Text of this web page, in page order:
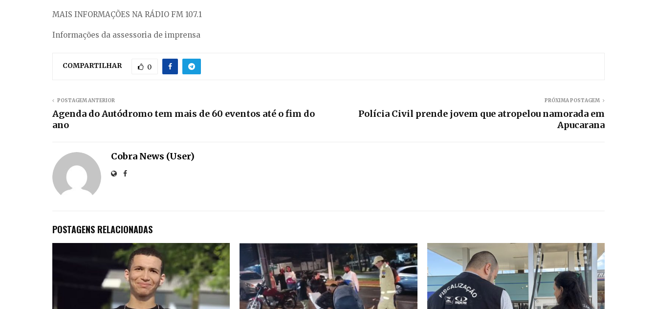
MAIS INFORMAÇÕES NA RÁDIO FM 107.1
Informações da assessoria de imprensa
COMPARTILHAR 0
POSTAGEM ANTERIOR
Agenda do Autódromo tem mais de 60 eventos até o fim do
ano
PRÓXIMA POSTAGEM
Polícia Civil prende jovem que atropelou namorada em
Apucarana
Cobra News (User)
POSTAGENS RELACIONADAS